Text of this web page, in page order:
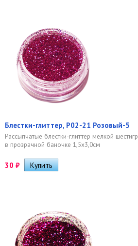
Блестки-глиттер, Р02-21 Розовый-5
Рассыпчатые блестки-глиттер мелкой
в прозрачной баночке 1,5х3,0см
30 ₽